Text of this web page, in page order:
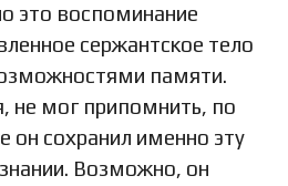
это воспоминание
сержантское тело
памяти.
не мог припомнить, по
он сохранил именно эту
Возможно, он